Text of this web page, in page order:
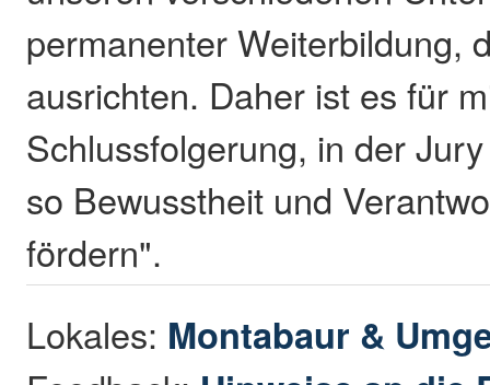
permanenter Weiterbildung,
ausrichten. Daher ist es für
Schlussfolgerung, in der
so Bewusstheit und
fördern".
Lokales: Montabaur &